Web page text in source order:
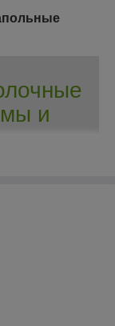
и
полы от
В
коллекция
скидки,